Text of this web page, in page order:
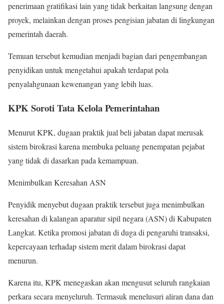
penerimaan gratifikasi lain yang tidak berkaitan langsung dengan
proyek, melainkan dengan proses pengisian jabatan di lingkungan
pemerintah daerah.
Temuan tersebut kemudian menjadi bagian dari pengembangan
penyidikan untuk mengetahui apakah terdapat pola
penyalahgunaan kewenangan yang lebih luas.
KPK Soroti Tata Kelola Pemerintahan
Menurut KPK, dugaan praktik jual beli jabatan dapat merusak
sistem birokrasi karena membuka peluang penempatan pejabat
yang tidak di dasarkan pada kemampuan.
Menimbulkan Keresahan ASN
Penyidik menyebut dugaan praktik tersebut juga menimbulkan
keresahan di kalangan aparatur sipil negara (ASN) di Kabupaten
Langkat. Ketika promosi jabatan di duga di pengaruhi transaksi,
kepercayaan terhadap sistem merit dalam birokrasi dapat
menurun.
Karena itu, KPK menegaskan akan mengusut seluruh rangkaian
perkara secara menyeluruh. Termasuk menelusuri aliran dana dan